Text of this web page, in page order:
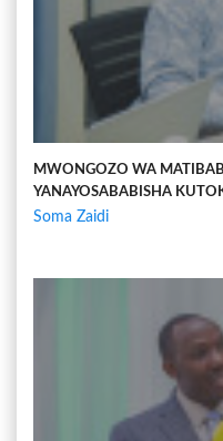
MWONGOZO WA
YANAYOSABABISHA
Soma Zaidi